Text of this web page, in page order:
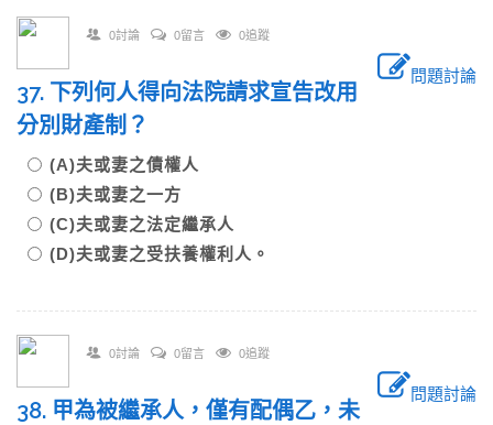
0討論 0留言 0追蹤
問題討論
37. 下列何人得向法院請求宣告改用
分別財產制？
(A)夫或妻之債權人
(B)夫或妻之一方
(C)夫或妻之法定繼承人
(D)夫或妻之受扶養權利人。
0討論 0留言 0追蹤
問題討論
38. 甲為被繼承人，僅有配偶乙，未